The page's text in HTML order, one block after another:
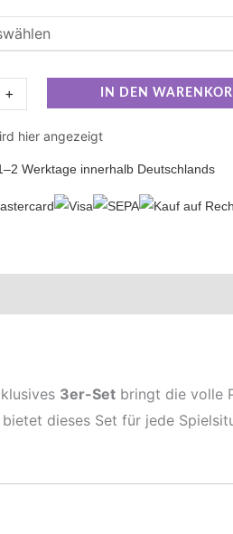
+ IN DEN
hier angezeigt
Werktage innerhalb Deutschlands
3er-Set bringt die volle
bietet dieses Set für jede